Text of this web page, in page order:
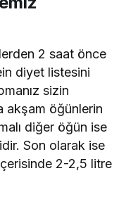
2 saat önce
diyet listesini
sizin
akşam öğünlerin
diğer öğün ise
Son olarak ise
2-2,5 litre